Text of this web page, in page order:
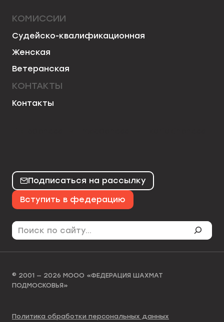
КОМИССИИ
Судейско-квалификационная
Женская
Ветеранская
КОНТАКТЫ
Контакты
Подписаться на рассылку
Вступить в федерацию
Поиск
© 2001 — 2026 МООО «ФЕДЕРАЦИЯ ШАХМАТ
ПОДМОСКОВЬЯ»
Политика обработки персональных данных